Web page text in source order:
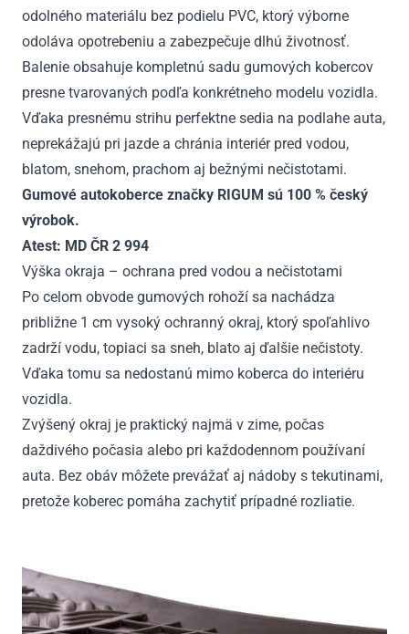
odolného materiálu bez podielu PVC, ktorý výborne
odoláva opotrebeniu a zabezpečuje dlhú životnosť.
Balenie obsahuje kompletnú sadu gumových kobercov
presne tvarovaných podľa konkrétneho modelu vozidla.
Vďaka presnému strihu perfektne sedia na podlahe auta,
neprekážajú pri jazde a chránia interiér pred vodou,
blatom, snehom, prachom aj bežnými nečistotami.
Gumové autokoberce značky RIGUM sú 100 % český
výrobok.
Atest: MD ČR 2 994
Výška okraja – ochrana pred vodou a nečistotami
Po celom obvode gumových rohoží sa nachádza
približne 1 cm vysoký ochranný okraj, ktorý spoľahlivo
zadrží vodu, topiaci sa sneh, blato aj ďalšie nečistoty.
Vďaka tomu sa nedostanú mimo koberca do interiéru
vozidla.
Zvýšený okraj je praktický najmä v zime, počas
daždivého počasia alebo pri každodennom používaní
auta. Bez obáv môžete prevážať aj nádoby s tekutinami,
pretože koberec pomáha zachytiť prípadné rozliatie.